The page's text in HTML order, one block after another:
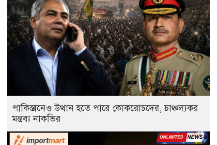
পাকিস্তানেও উত্থান হতে পারে কোকরোচদের, চাঞ্চল্যকর
মন্তব্য নাকভির